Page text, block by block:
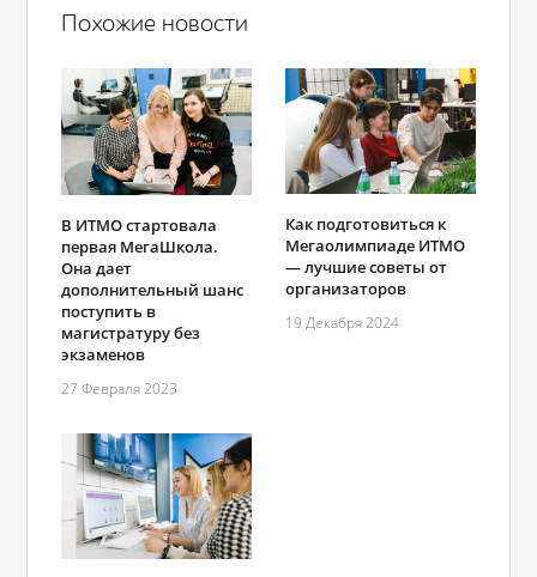
Похожие новости
В ИТМО стартовала
первая МегаШкола.
Она дает
дополнительный шанс
поступить в
магистратуру без
экзаменов
27 Февраля 2023
Как подготовиться к
Мегаолимпиаде ИТМО
— лучшие советы от
организаторов
19 Декабря 2024